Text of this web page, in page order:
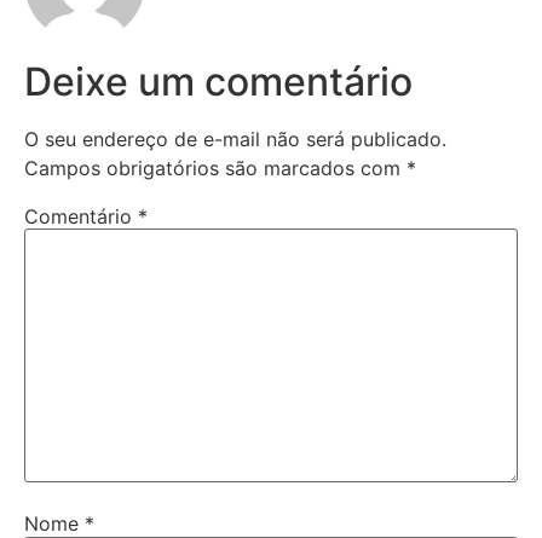
Deixe um comentário
O seu endereço de e-mail não será publicado.
Campos obrigatórios são marcados com *
Comentário *
Nome *